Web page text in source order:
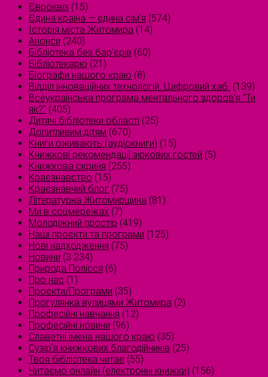
Євроквіз (15)
Єдина країна — єдина сім’я (574)
Історія міста Житомира (14)
Анонси (240)
Бібліотека без бар'єрів (60)
Бібліотекарю (21)
Біографи нашого краю (8)
Відділ інноваційних технологій. Цифровий хаб. (139)
Всеукраїнська програма ментального здоров'я "Ти
як?" (405)
Дитячі бібліотеки області (25)
Допитливим дітям (670)
Книги оживають (аудіокниги) (15)
Книжкові рекомендації зіркових гостей (5)
Книжкова скриня (255)
Краєзнавство (15)
Краєзнавчий блог (75)
Літературна Житомирщина (81)
Ми в соцмережах (7)
Молодіжний простір (419)
Наші проєкти та програми (125)
Нові надходження (75)
Новини (3 234)
Природа Полісся (6)
Про нас (1)
Проєкти/Програми (35)
Прогулянка вулицями Житомира (2)
Професійні навчання (12)
Професійні новини (96)
Славетні імена нашого краю (35)
Сузірʼя книжкових благодійників (25)
Твоя бібліотека читає (55)
Читаємо онлайн (електронні книжки) (156)